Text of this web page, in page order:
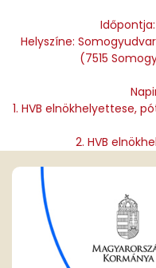
Helyszíne:
(7515
1. HVB elnökhelyettese,
2. HVB